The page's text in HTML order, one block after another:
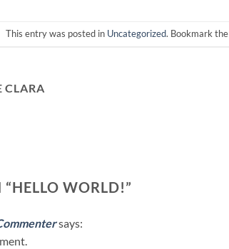
This entry was posted in Uncategorized. Bookmark the
CLARA
HELLO WORLD!”
says: